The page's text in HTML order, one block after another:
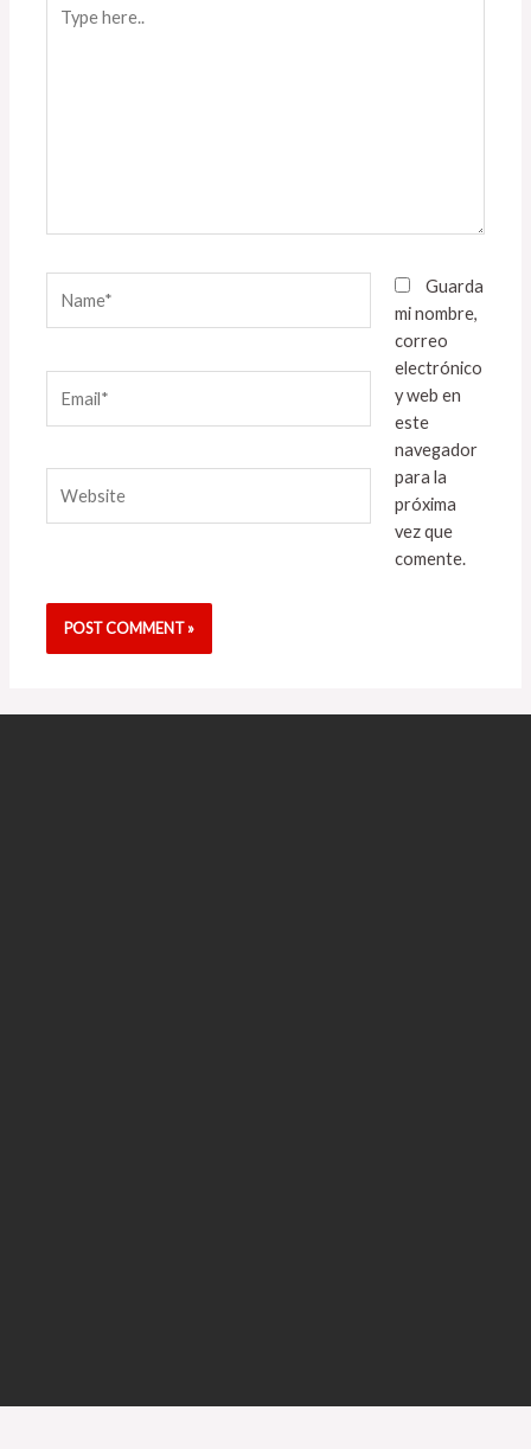
here..
Guarda
mi nombre,
correo
electrónico
y web en
este
navegador
para la
próxima
vez que
comente.